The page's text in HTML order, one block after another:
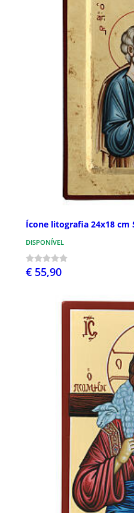
Ícone litografia 24x18 cm
DISPONÍVEL
€ 55,90